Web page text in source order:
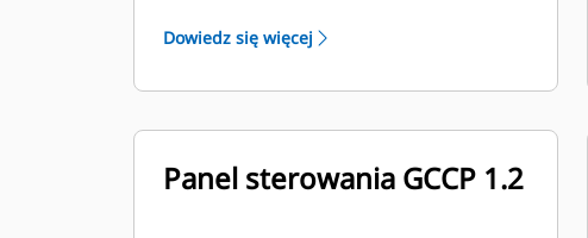
8528-5 dla stanu ustalonego i
nieustalonego
Dowiedz się więcej
Panel sterowania GCCP 1.2